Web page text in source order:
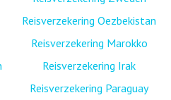
Reisverzekering Oezbekistan
Reisverzekering Marokko
Reisverzekering Irak
Reisverzekering Paraguay